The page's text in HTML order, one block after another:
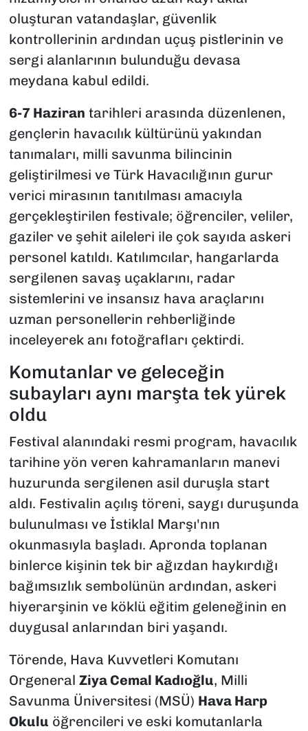
oluşturan vatandaşlar, güvenlik
kontrollerinin ardından uçuş pistlerinin ve
sergi alanlarının bulunduğu devasa
meydana kabul edildi.
6-7 Haziran tarihleri arasında düzenlenen,
gençlerin havacılık kültürünü yakından
tanımaları, milli savunma bilincinin
geliştirilmesi ve Türk Havacılığının gurur
verici mirasının tanıtılması amacıyla
gerçekleştirilen festivale; öğrenciler, veliler,
gaziler ve şehit aileleri ile çok sayıda askeri
personel katıldı. Katılımcılar, hangarlarda
sergilenen savaş uçaklarını, radar
sistemlerini ve insansız hava araçlarını
uzman personellerin rehberliğinde
inceleyerek anı fotoğrafları çektirdi.
Komutanlar ve geleceğin
subayları aynı marşta tek yürek
oldu
Festival alanındaki resmi program, havacılık
tarihine yön veren kahramanların manevi
huzurunda sergilenen asil duruşla start
aldı. Festivalin açılış töreni, saygı duruşunda
bulunulması ve İstiklal Marşı'nın
okunmasıyla başladı. Apronda toplanan
binlerce kişinin tek bir ağızdan haykırdığı
bağımsızlık sembolünün ardından, askeri
hiyerarşinin ve köklü eğitim geleneğinin en
duygusal anlarından biri yaşandı.
Törende, Hava Kuvvetleri Komutanı
Orgeneral Ziya Cemal Kadıoğlu, Milli
Savunma Üniversitesi (MSÜ) Hava Harp
Okulu öğrencileri ve eski komutanlarla